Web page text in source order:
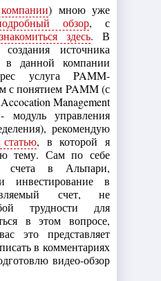
) мною уже
обзор, с
здесь. В
источника
в данной компании
услуга PAMM-
с понятием PAMM (с
Management
модуль управления
рекомендую
, в которой я
тему. Сам по себе
счета в Альпари,
инвестирование в
счет, не
трудности для
в этом вопросе,
это представляет
в комментариях
видео-обзор